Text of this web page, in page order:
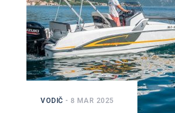
VODIČ - 8 MAR 2025